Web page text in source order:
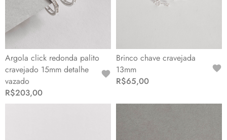
Argola click redonda palito
cravejado 15mm detalhe
vazado
R$203,00
Brinco chave cravejada
13mm
R$65,00